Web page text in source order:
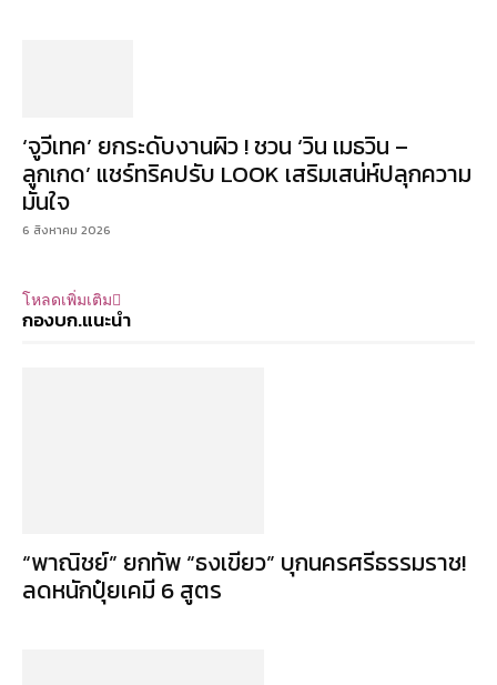
‘จูวีเทค’ ยกระดับงานผิว ! ชวน ‘วิน เมธวิน –
ลูกเกด’ แชร์ทริคปรับ LOOK เสริมเสน่ห์ปลุกความ
มั่นใจ
6 สิงหาคม 2026
โหลดเพิ่มเติม
กองบก.แนะนำ
“พาณิชย์” ยกทัพ “ธงเขียว” บุกนครศรีธรรมราช!
ลดหนักปุ๋ยเคมี 6 สูตร